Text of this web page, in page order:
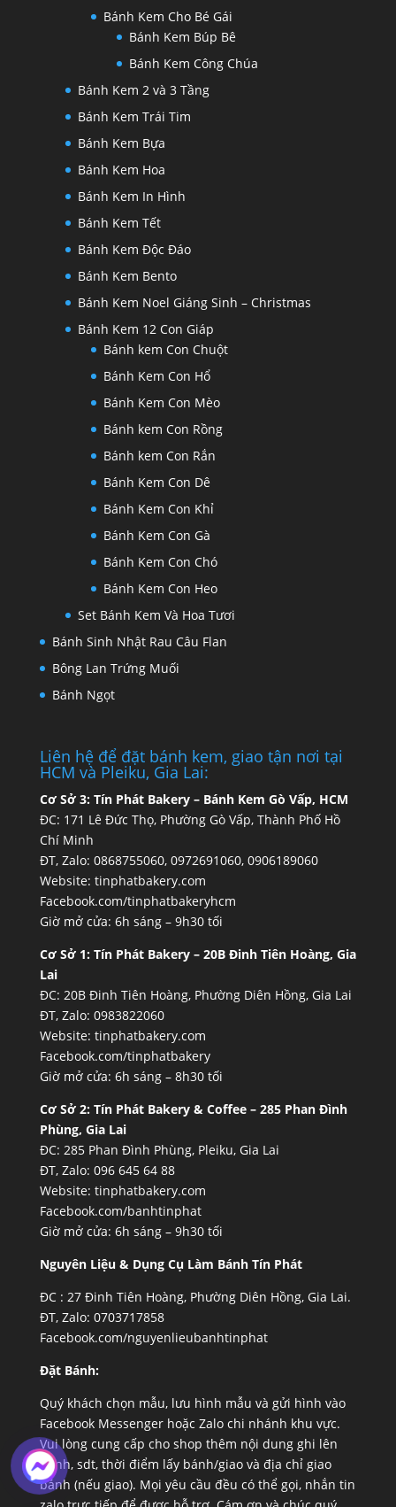
Bánh Kem Cho Bé Gái
Bánh Kem Búp Bê
Bánh Kem Công Chúa
Bánh Kem 2 và 3 Tầng
Bánh Kem Trái Tim
Bánh Kem Bựa
Bánh Kem Hoa
Bánh Kem In Hình
Bánh Kem Tết
Bánh Kem Độc Đáo
Bánh Kem Bento
Bánh Kem Noel Giáng Sinh – Christmas
Bánh Kem 12 Con Giáp
Bánh kem Con Chuột
Bánh Kem Con Hổ
Bánh Kem Con Mèo
Bánh kem Con Rồng
Bánh kem Con Rắn
Bánh Kem Con Dê
Bánh Kem Con Khỉ
Bánh Kem Con Gà
Bánh Kem Con Chó
Bánh Kem Con Heo
Set Bánh Kem Và Hoa Tươi
Bánh Sinh Nhật Rau Câu Flan
Bông Lan Trứng Muối
Bánh Ngọt
Liên hệ để đặt bánh kem, giao tận nơi tại
HCM và Pleiku, Gia Lai:
Cơ Sở 3: Tín Phát Bakery – Bánh Kem Gò Vấp, HCM
ĐC: 171 Lê Đức Thọ, Phường Gò Vấp, Thành Phố Hồ
Chí Minh
ĐT, Zalo: 0868755060, 0972691060, 0906189060
Website: tinphatbakery.com
Facebook.com/tinphatbakeryhcm
Giờ mở cửa: 6h sáng – 9h30 tối
Cơ Sở 1: Tín Phát Bakery – 20B Đinh Tiên Hoàng, Gia
Lai
ĐC: 20B Đinh Tiên Hoàng, Phường Diên Hồng, Gia Lai
ĐT, Zalo: 0983822060
Website: tinphatbakery.com
Facebook.com/tinphatbakery
Giờ mở cửa: 6h sáng – 8h30 tối
Cơ Sở 2: Tín Phát Bakery & Coffee – 285 Phan Đình
Phùng, Gia Lai
ĐC: 285 Phan Đình Phùng, Pleiku, Gia Lai
ĐT, Zalo: 096 645 64 88
Website: tinphatbakery.com
Facebook.com/banhtinphat
Giờ mở cửa: 6h sáng – 9h30 tối
Nguyên Liệu & Dụng Cụ Làm Bánh Tín Phát
ĐC : 27 Đinh Tiên Hoàng, Phường Diên Hồng, Gia Lai.
ĐT, Zalo: 0703717858
Facebook.com/nguyenlieubanhtinphat
Đặt Bánh:
Quý khách chọn mẫu, lưu hình mẫu và gửi hình vào
Facebook Messenger hoặc Zalo chi nhánh khu vực.
Vui lòng cung cấp cho shop thêm nội dung ghi lên
bánh, sdt, thời điểm lấy bánh/giao và địa chỉ giao
bánh (nếu giao). Mọi yêu cầu đều có thể gọi, nhắn tin